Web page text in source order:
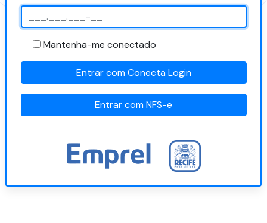
Mantenha-me conectado
Entrar com Conecta Login
Entrar com NFS-e